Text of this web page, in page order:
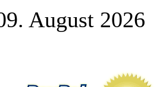
August 2026